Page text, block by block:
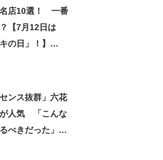
名店10選！ 一番
【7月12日は
の日」！】
ンス抜群」六花
が人気 「こんな
べきだった」